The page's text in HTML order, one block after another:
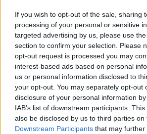
If you wish to opt-out of the sale, sharing
processing of your personal or sensitive
targeted advertising by us, please use
section to confirm your selection. Please
opt-out request is processed you may
interest-based ads based on personal
us or personal information disclosed to
your opt-out. You may separately opt-out
disclosure of your personal information
IAB’s list of downstream participants.
also be disclosed by us to third parties on
Downstream Participants that may
Aukštaitijos pučiamųjų orkestras
apgynė čempionų vardą
Žinios | Lietuvos diena
Visi įrašai